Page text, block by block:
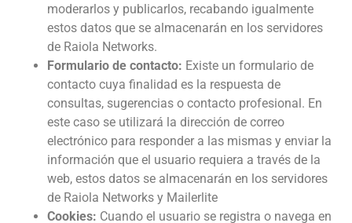
moderarlos y publicarlos, recabando igualmente
estos datos que se almacenarán en los servidores
de Raiola Networks.
Formulario de contacto: Existe un formulario de
contacto cuya finalidad es la respuesta de
consultas, sugerencias o contacto profesional. En
este caso se utilizará la dirección de correo
electrónico para responder a las mismas y enviar la
información que el usuario requiera a través de la
web, estos datos se almacenarán en los servidores
de Raiola Networks y Mailerlite
Cookies: Cuando el usuario se registra o navega en